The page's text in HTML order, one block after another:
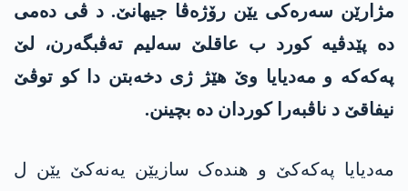
مژارێن سەرەکی یێن رۆژەڤا جیھانێ. د ڤی دەمی
دە پێدڤیە کورد ب عاقلێ سەلیم تەڤبگەرن، لێ
پەکەکە و مەدیایا وێ ھێژ ژی دخەبتن دا کو توڤێ
نیفاقێ د ناڤبەرا کوردان دە بچینن.
مەدیایا پەکەکێ و ھندەک سازیێن یەنەکێ یێن ل